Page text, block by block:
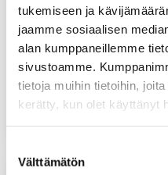
tukemiseen ja
jaamme sosiaalisen
alan kumppaneillemme
sivustoamme.
tietoja muihin tietoihin,
kerätty, kun olet käyttänyt
valinta
Välttämätön
PORVOO
Matkailun
perustutkinto
JATKUVA HAKU